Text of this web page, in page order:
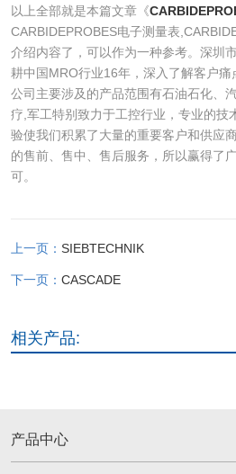
以上全部就是本篇文章《
CARBIDEPROBES电子测量表
介绍内容了，可以作为一种参考。深圳
耕中国MRO行业16年，深入了解客户
公司主要涉及的产品范围有石油石化、
疗,军工特别致力于工控行业，专业的技
验使我们积累了大量的重要客户和供应
的售前、售中、售后服务，所以赢得了
可。
上一页： SIEBTECHNIK
下一页： CASCADE
相关产品:
产品中心